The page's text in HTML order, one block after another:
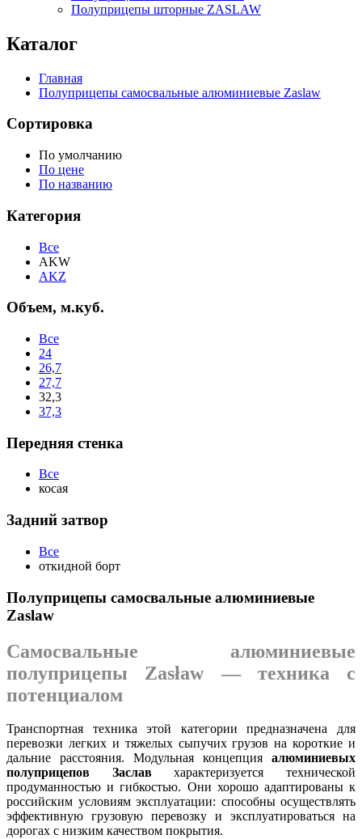
Полуприцепы шторные ZASLAW
Каталог
Главная
Полуприцепы самосвальные алюминиевые Zaslaw
Сортировка
По умолчанию
По цене
По названию
Категория
Все
AKW
AKZ
Объем, м.куб.
Все
24
26,7
27,7
32,3
37,3
Передняя стенка
Все
косая
Задний затвор
Все
откидной борт
Полуприцепы самосвальные алюминиевые
Zaslaw
Самосвальные алюминиевые
полуприцепы Zasław — техника с
потенциалом
Транспортная техника этой категории предназначена для
перевозки легких и тяжелых сыпучих грузов на короткие и
дальние расстояния. Модульная концепция алюминиевых
полуприцепов Заславхарактеризуется технической
продуманностью и гибкостью. Они хорошо адаптированы к
российским условиям эксплуатации: способны осуществлять
эффективную грузовую перевозку и эксплуатироваться на
дорогах с низким качеством покрытия.